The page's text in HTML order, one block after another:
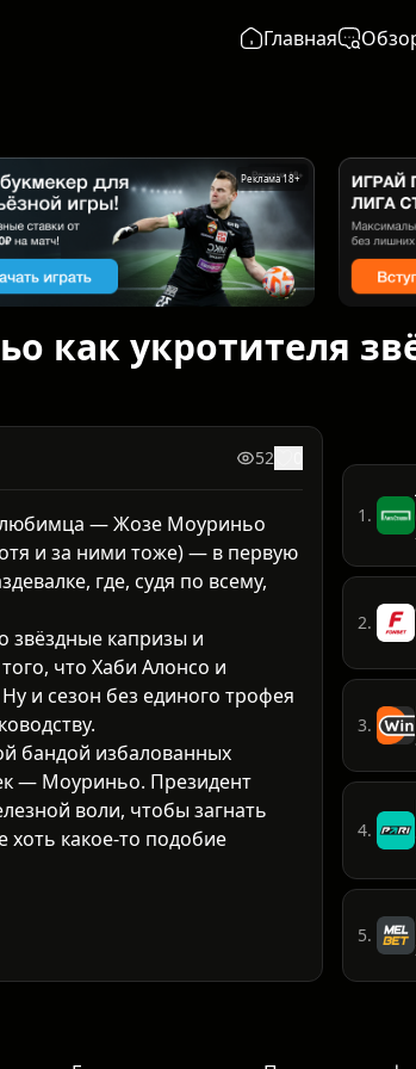
Главная
Реклама 18+
как укротителя
52
любимца — Жозе Моуриньо
и за ними тоже) — в первую
где, судя по всему,
звёздные капризы и
что Хаби Алонсо и
и сезон без единого трофея
бандой избалованных
— Моуриньо. Президент
воли, чтобы загнать
хоть какое-то подобие
1.
2.
3.
4.
5.